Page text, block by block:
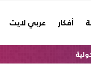
أفكار عربي لايت